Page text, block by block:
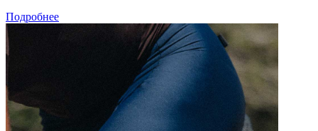
Подробнее